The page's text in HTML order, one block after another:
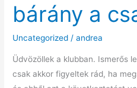
bárány a
Uncategorized /andrea
Üdvözöllek a klubban. Ismerős
csak akkor figyeltek rád, ha